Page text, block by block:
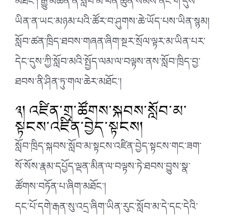
ཡིན་ན་ཡང་མཉམ་པའི་ཚོར་བ་ཤུགས་ཆེ་ཡོད་པས་ཡིན་སྙམ།
སློབ་ཚན་ཁྲིད་ཐབས་གཞན་ཞིག་སྔར་སྲོལ་ལྟར་མ་ཡིན་པར་
དེང་དུས་ཀྱི་སློབ་མའི་སྤྱོད་ལམ་ལ་བལྟས་ནས་སློབ་ཁྲིད་བྱ་
ཐབས་ནི་ཤིན་ཏུ་གལ་ཆེར་མཐོང་།
༣། འཛིན་གྲྭ་ཚོགས་སྐབས་སློབ་མ་
སྟངས་འཛིན་བྱེད་སྟངས།
སློབ་ཁྲིད་སྐབས་སློབ་མ་སྟངས་འཛིན་བྱེད་སྟངས་གང་ཟག་
སོ་སོས་རྣམ་དཔྱོད་ལྡན་མིན་ལ་བལྟས་ཏེ་ཐབས་བྱུས་སྣ་
ཚོགས་བཏོན་པ་ཞིག་མཐོང་།
དང་པོ་དགེ་རྒན་སུ་འདྲ་ཞིག་ཡིན་རུང་སློབ་མ་དེ་དང་དེའི་